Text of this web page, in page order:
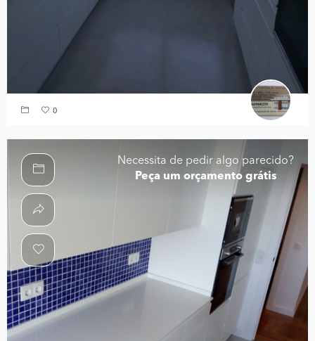
0
Necessita de pedir algo parecido?
Peça um orçamento grátis